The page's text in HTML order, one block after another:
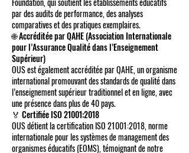
par des audits de performance, des analyses
comparatives et des pratiques exemplaires.
🌐 Accréditée par QAHE (Association Internationale
pour l’Assurance Qualité dans l’Enseignement
Supérieur)
OUS est également accréditée par QAHE, un organisme
international promouvant des standards de qualité dans
l’enseignement supérieur traditionnel et en ligne, avec
une présence dans plus de 40 pays.
🏅 Certifiée ISO 21001:2018
OUS détient la certification ISO 21001:2018, norme
internationale pour les systèmes de management des
organismes éducatifs (EOMS), témoignant de notre